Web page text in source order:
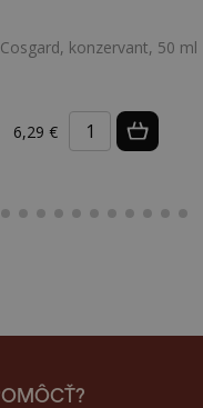
konzervant, 50 ml
6,29 €